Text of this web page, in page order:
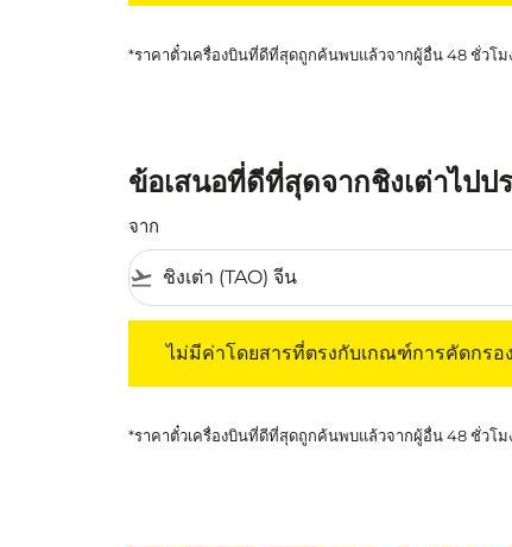
*ราคาตั๋วเครื่องบินที่ดีที่สุดถูกค้นพบแล้วจากผู้อื่น 48 ชั่วโม
ข้อเสนอที่ดีที่สุดจากชิงเต่าไป
จาก
flight_takeoff
ไม่มีค่าโดยสารที่ตรงกับเกณฑ์การคัดกร
*ราคาตั๋วเครื่องบินที่ดีที่สุดถูกค้นพบแล้วจากผู้อื่น 48 ชั่วโม